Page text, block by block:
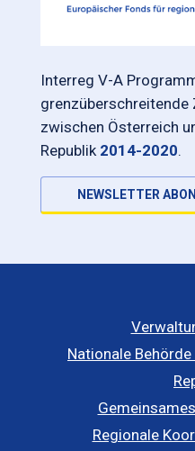
Interreg V-A
grenzüberschreitende
zwischen Österreich
Republik 2014-2020.
NEWSLETTER
Nationale
Regionale